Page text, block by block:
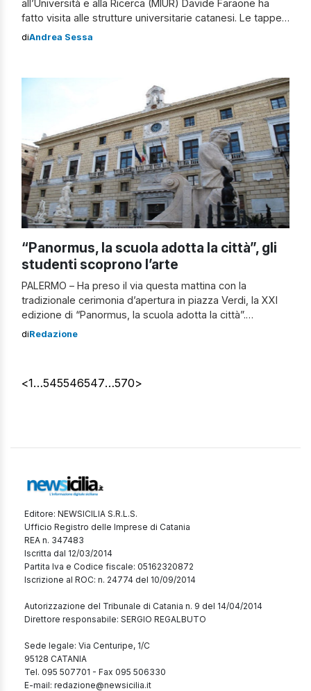
all’Università e alla Ricerca (MIUR) Davide Faraone ha
fatto visita alle strutture universitarie catanesi. Le tappe
hanno incluso un sopralluogo nella sede della Scuola
Santa Sofia e ai Laboratori nazionali del Sud. Infine un
diAndrea Sessa
“Panormus, la scuola adotta la città”, gli
studenti scoprono l’arte
PALERMO – Ha preso il via questa mattina con la
tradizionale cerimonia d’apertura in piazza Verdi, la XXI
edizione di “Panormus, la scuola adotta la città”.
Quest’anno la manifestazione propone percorsi
accogliente, […]
diRedazione
<1…545546547…570>
Editore: NEWSICILIA S.R.L.S.
Ufficio Registro delle Imprese di Catania
REA n. 347483
Iscritta dal 12/03/2014
Partita Iva e Codice fiscale: 05162320872
Iscrizione al ROC: n. 24774 del 10/09/2014
Autorizzazione del Tribunale di Catania n. 9 del 14/04/2014
Direttore responsabile: SERGIO REGALBUTO
Sede legale: Via Centuripe, 1/C
95128 CATANIA
Tel. 095 507701 - Fax 095 506330
E-mail: redazione@newsicilia.it